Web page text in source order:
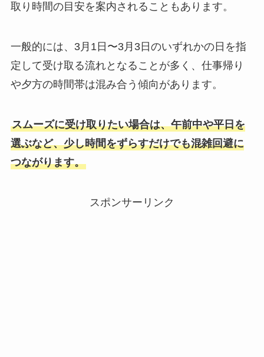
取り時間の目安を案内されることもあります。
一般的には、3月1日〜3月3日のいずれかの日を指
定して受け取る流れとなることが多く、仕事帰り
や夕方の時間帯は混み合う傾向があります。
スムーズに受け取りたい場合は、午前中や平日を
選ぶなど、少し時間をずらすだけでも混雑回避に
つながります。
スポンサーリンク